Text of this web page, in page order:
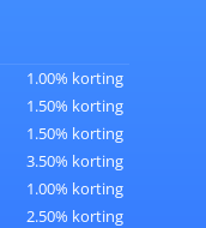
1.00% korting
1.50% korting
1.50% korting
3.50% korting
1.00% korting
2.50% korting